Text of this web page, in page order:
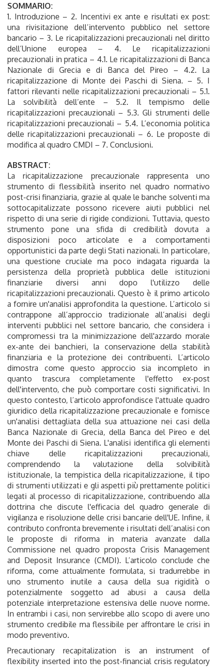
SOMMARIO:
1. Introduzione – 2. Incentivi ex ante e risultati ex post:
una rivisitazione dell’intervento pubblico nel settore
bancario – 3. Le ricapitalizzazioni precauzionali nel diritto
dell’Unione europea – 4. Le ricapitalizzazioni
precauzionali in pratica – 4.1. Le ricapitalizzazioni di Banca
Nazionale di Grecia e di Banca del Pireo – 4.2. La
ricapitalizzazione di Monte dei Paschi di Siena. – 5. I
fattori rilevanti nelle ricapitalizzazioni precauzionali – 5.1.
La solvibilità dell’ente – 5.2. Il tempismo delle
ricapitalizzazioni precauzionali – 5.3. Gli strumenti delle
ricapitalizzazioni precauzionali – 5.4. L’economia politica
delle ricapitalizzazioni precauzionali – 6. Le proposte di
modifica al quadro CMDI – 7. Conclusioni.
ABSTRACT:
La ricapitalizzazione precauzionale rappresenta uno
strumento di flessibilità inserito nel quadro normativo
post-crisi finanziaria, grazie al quale le banche solventi ma
sottocapitalizzate possono ricevere aiuti pubblici nel
rispetto di una serie di rigide condizioni. Tuttavia, questo
strumento pone una sfida di credibilità dovuta a
disposizioni poco articolate e a comportamenti
opportunistici da parte degli Stati nazionali. In particolare,
una questione cruciale ma poco indagata riguarda la
persistenza della proprietà pubblica delle istituzioni
finanziarie diversi anni dopo l'utilizzo delle
ricapitalizzazioni precauzionali. Questo è il primo articolo
a fornire un'analisi approfondita la questione. L’articolo si
contrappone all’approccio tradizionale all’analisi degli
interventi pubblici nel settore bancario, che considera i
compromessi tra la minimizzazione dell'azzardo morale
ex-ante dei banchieri, la conservazione della stabilità
finanziaria e la protezione dei contribuenti. L’articolo
dimostra come questo approccio sia incompleto in
quanto trascura completamente l'effetto ex-post
dell'intervento, che può comportare costi significativi. In
questo contesto, l’articolo approfondisce l'attuale quadro
giuridico della ricapitalizzazione precauzionale e fornisce
un'analisi dettagliata della sua attuazione nei casi della
Banca Nazionale di Grecia, della Banca del Pireo e del
Monte dei Paschi di Siena. L'analisi identifica gli elementi
chiave delle ricapitalizzazioni precauzionali,
comprendendo la valutazione della solvibilità
istituzionale, la tempistica della ricapitalizzazione, il tipo
di strumenti utilizzati e gli aspetti più prettamente politici
legati al processo di ricapitalizzazione, contribuendo alla
dottrina che discute l'efficacia del quadro generale di
vigilanza e risoluzione delle crisi bancarie dell'UE. Infine, il
contributo confronta brevemente i risultati dell’analisi con
le proposte di riforma in materia avanzate dalla
Commissione nel quadro proposta Crisis Management
and Deposit Insurance (CMDI). L’articolo conclude che
riforma, come attualmente formulata, si tradurrebbe in
uno strumento inutile a causa della sua rigidità o
potenzialmente soggetto ad abusi a causa della
potenziale interpretazione estensiva delle nuove norme.
In entrambi i casi, non servirebbe allo scopo di avere uno
strumento credibile ma flessibile per affrontare le crisi in
modo preventivo.
Precautionary recapitalization is an instrument of
flexibility inserted into the post-financial crisis regulatory